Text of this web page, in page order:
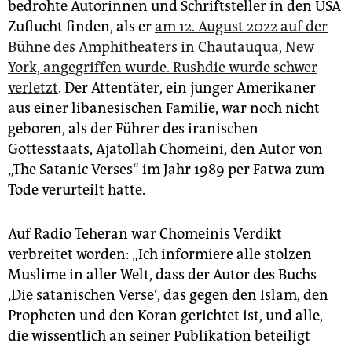
epaper login
bedrohte Autorinnen und Schriftsteller in den USA
Zuflucht finden, als eram 12. August 2022 auf der
Bühne des Amphitheaters in Chautauqua, New
York, angegriffen wurde. Rushdie wurde schwer
verletzt. Der Attentäter, ein junger Amerikaner
aus einer libanesischen Familie, war noch nicht
geboren, als der Führer des iranischen
Gottesstaats, Ajatollah Chomeini, den Autor von
„The Satanic Verses“ im Jahr 1989 per Fatwa zum
Tode verurteilt hatte.
Auf Radio Teheran war Chomeinis Verdikt
verbreitet worden: „Ich informiere alle stolzen
Muslime in aller Welt, dass der Autor des Buchs
‚Die satanischen Verse‘, das gegen den Islam, den
Propheten und den Koran gerichtet ist, und alle,
die wissentlich an seiner Publikation beteiligt